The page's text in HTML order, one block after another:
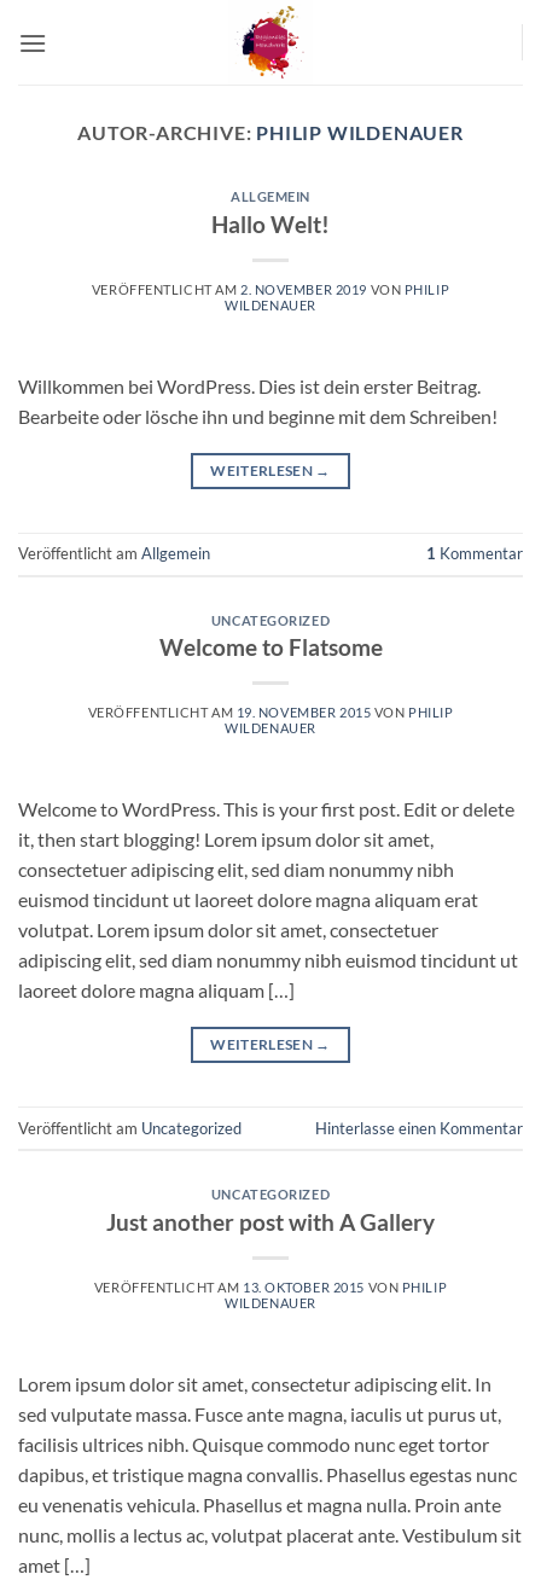
Inhalt
AUTOR-ARCHIVE: PHILIP WILDENAUER
ALLGEMEIN
Hallo Welt!
VERÖFFENTLICHT AM 2. NOVEMBER 2019 VON PHILIP
WILDENAUER
Willkommen bei WordPress. Dies ist dein erster Beitrag.
Bearbeite oder lösche ihn und beginne mit dem Schreiben!
WEITERLESEN →
Veröffentlicht am Allgemein 1 Kommentar
UNCATEGORIZED
Welcome to Flatsome
VERÖFFENTLICHT AM 19. NOVEMBER 2015 VON PHILIP
WILDENAUER
Welcome to WordPress. This is your first post. Edit or delete
it, then start blogging! Lorem ipsum dolor sit amet,
consectetuer adipiscing elit, sed diam nonummy nibh
euismod tincidunt ut laoreet dolore magna aliquam erat
volutpat. Lorem ipsum dolor sit amet, consectetuer
adipiscing elit, sed diam nonummy nibh euismod tincidunt ut
laoreet dolore magna aliquam […]
WEITERLESEN →
Veröffentlicht am Uncategorized Hinterlasse einen Kommentar
UNCATEGORIZED
Just another post with A Gallery
VERÖFFENTLICHT AM 13. OKTOBER 2015 VON PHILIP
WILDENAUER
Lorem ipsum dolor sit amet, consectetur adipiscing elit. In
sed vulputate massa. Fusce ante magna, iaculis ut purus ut,
facilisis ultrices nibh. Quisque commodo nunc eget tortor
dapibus, et tristique magna convallis. Phasellus egestas nunc
eu venenatis vehicula. Phasellus et magna nulla. Proin ante
nunc, mollis a lectus ac, volutpat placerat ante. Vestibulum sit
amet […]